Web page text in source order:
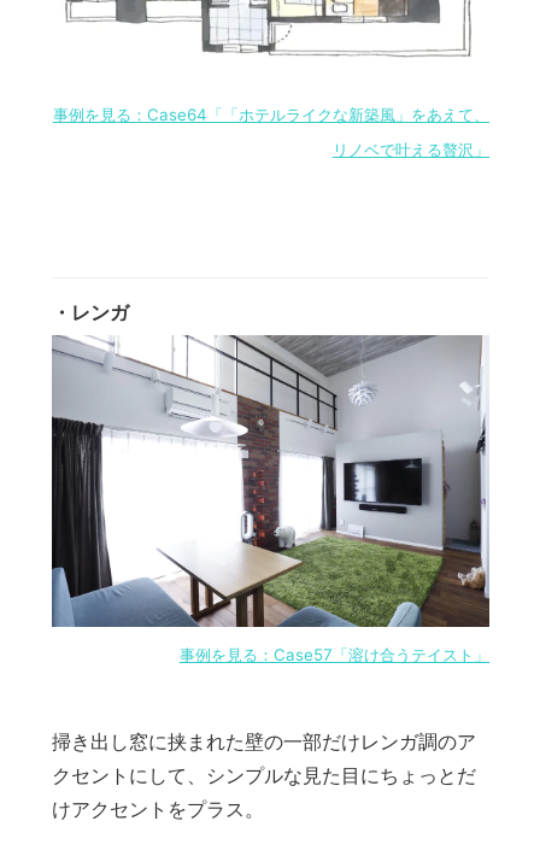
事例を見る：Case64「「ホテルライクな新築風」をあえて、
リノベで叶える贅沢」
・レンガ
事例を見る：Case57「溶け合うテイスト」
掃き出し窓に挟まれた壁の一部だけレンガ調のア
クセントにして、シンプルな見た目にちょっとだ
けアクセントをプラス。